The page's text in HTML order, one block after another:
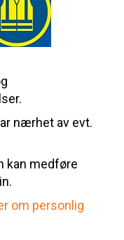
nærhet av evt.
kan medføre
om personlig